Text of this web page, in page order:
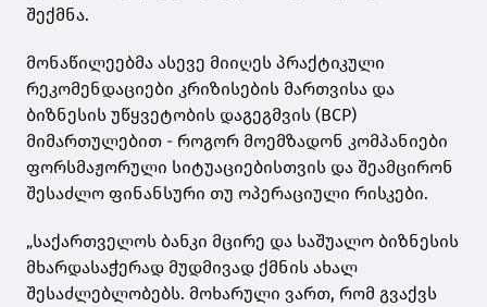
შექმნა.
მონაწილეებმა ასევე მიიღეს პრაქტიკული
რეკომენდაციები კრიზისების მართვისა და
ბიზნესის უწყვეტობის დაგეგმვის (BCP)
მიმართულებით - როგორ მოემზადონ კომპანიები
ფორსმაჟორული სიტუაციებისთვის და შეამცირონ
შესაძლო ფინანსური თუ ოპერაციული რისკები.
„საქართველოს ბანკი მცირე და საშუალო ბიზნესის
მხარდასაჭერად მუდმივად ქმნის ახალ
შესაძლებლობებს. მოხარული ვართ, რომ გვაქვს